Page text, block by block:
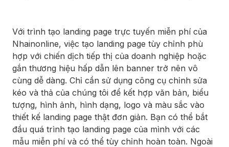
Với trình tạo landing page trực tuyến miễn phí của
Nhainonline, việc tạo landing page tùy chỉnh phù
hợp với chiến dịch tiếp thị của doanh nghiệp hoặc
gắn thương hiệu hấp dẫn lên banner trở nên vô
cùng dễ dàng. Chỉ cần sử dụng công cụ chỉnh sửa
kéo và thả của chúng tôi để kết hợp văn bản, biểu
tượng, hình ảnh, hình dạng, logo và màu sắc vào
thiết kế landing page thật đơn giản. Bạn có thể bắt
đầu quá trình tạo landing page của mình với các
mẫu miễn phí và có thể tùy chỉnh hoàn toàn. Ngoài